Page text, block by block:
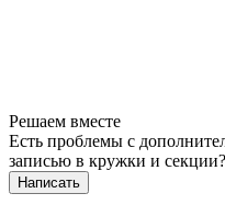
Решаем вместе
Есть проблемы с
записью в кружки и секции?
Написать